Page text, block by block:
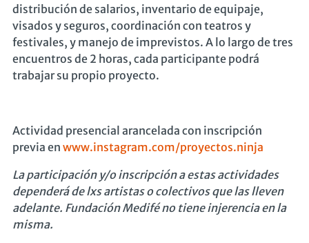
distribución de salarios, inventario de equipaje,
visados y seguros, coordinación con teatros y
festivales, y manejo de imprevistos. A lo largo de tres
encuentros de 2 horas, cada participante podrá
trabajar su propio proyecto.
Actividad presencial arancelada con inscripción
previa en www.instagram.com/proyectos.ninja
La participación y/o inscripción a estas actividades
dependerá de lxs artistas o colectivos que las lleven
adelante. Fundación Medifé no tiene injerencia en la
misma.